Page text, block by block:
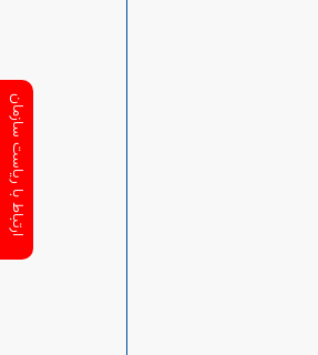
ارتباط با ریاست سازمان